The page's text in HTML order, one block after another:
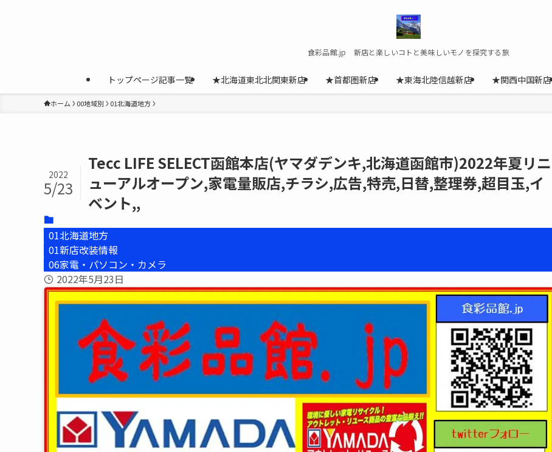
食彩品館.jp 新店と楽しいコトと美味しいモノを探究する旅
トップページ記事一覧 ★北海道東北北関東新店 ★首都圏新店 ★東海北陸信越新店 ★関西中国新店
ホーム 00地域別 01北海道地方
Tecc LIFE SELECT函館本店(ヤマダデンキ,北海道函館市)2022年夏リニ
ューアルオープン,家電量販店,チラシ,広告,特売,日替,整理券,超目玉,イ
ベント,,
2022
5/23
01北海道地方
01新店改装情報
06家電・パソコン・カメラ
2022年5月23日